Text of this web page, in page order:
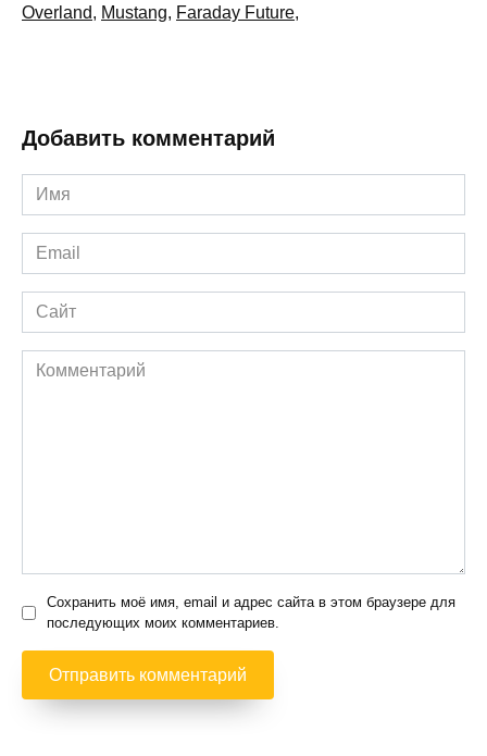
Overland, Mustang, Faraday Future,
Добавить комментарий
Имя
*
Email
*
Сайт
Комментарий
Сохранить моё имя, email и адрес сайта в этом браузере для
последующих моих комментариев.